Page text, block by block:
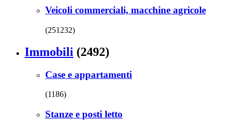
Veicoli commerciali, macchine agricole
(251232)
Immobili (2492)
Case e appartamenti
(1186)
Stanze e posti letto